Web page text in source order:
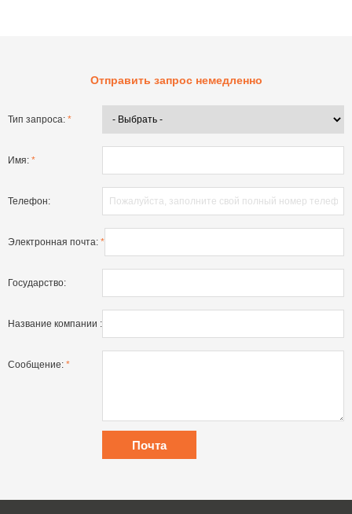
Отправить запрос немедленно
Тип запроса: *
Имя: *
Телефон:
Электронная почта: *
Государство:
Название компании :
Сообщение: *